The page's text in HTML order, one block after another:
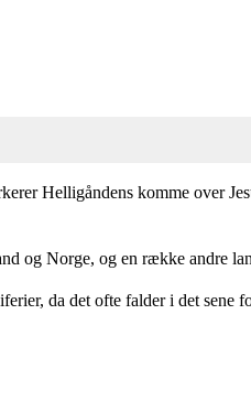
Helligåndens komme over
og Norge, og en række andre
da det ofte falder i det sene